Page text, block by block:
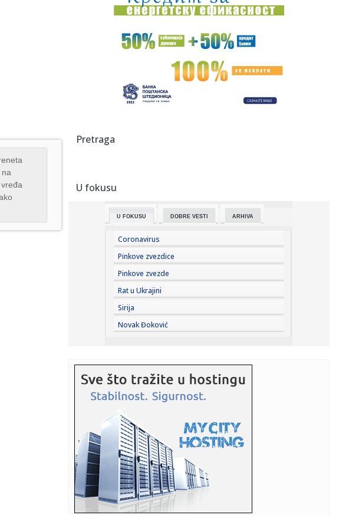
09:01:Pl@ža – Ljubljana – Gala Hala, Metelkova (Ljubljana) – 29....
09:01:Ćirović: Nizak vodostaj je opterećenje za sistem, voda da
se r...
VIDEO: Profesor Stevan Filipović pretučen u centru
09:00:Француска царина запленила више од ...
očaj...
08:59:
08:59:
Ćuta udario na studente blokadere uživo na N1: "Ne
08:56:Sombor: Osam medalja za kajakaše „Sombora“
08:55:LEJKERSI ŽELE NEKADAŠNJEG DONČIĆEVOG SAIGRAČA: Pi-
Džej Va...
08:54:Eksplozija usred noći na Zvezdari! Bomba bačena na
terasu mladi...
08:53: Ako je ovo tačno, jezivo je; Vojnici su pokusni kunići
Amerikan...
08:50:
08:49:Svetska banka: AI može da ubrza rast zemalja u razvoju za
ceo ve...
08:47:Prvi put snimljeni misteriozni vrtlozi na Suncu: Otkriće bi
mogl...
08:46:Nije samo nafta: Biloška pretnja svetu zbog blokade
Pretraga
U fokusu
U FOKUSU DOBRE VESTI ARHIVA
Coronavirus
Pinkove zvezdice
Pinkove zvezde
Rat u Ukrajini
Sirija
Novak Đoković